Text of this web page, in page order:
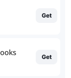
Get
Get